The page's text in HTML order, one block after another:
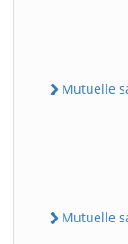
Mutuelle
Mutuelle